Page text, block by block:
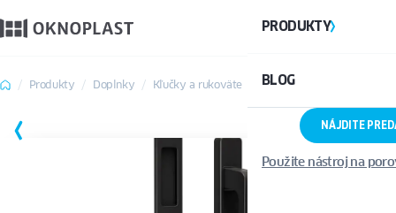
PRODUKTY
BLOG
NÁJDITE
Použite nástroj na
Produkty Doplnky Kľučky a rukoväte Kľučka HST
ULOŽIŤ